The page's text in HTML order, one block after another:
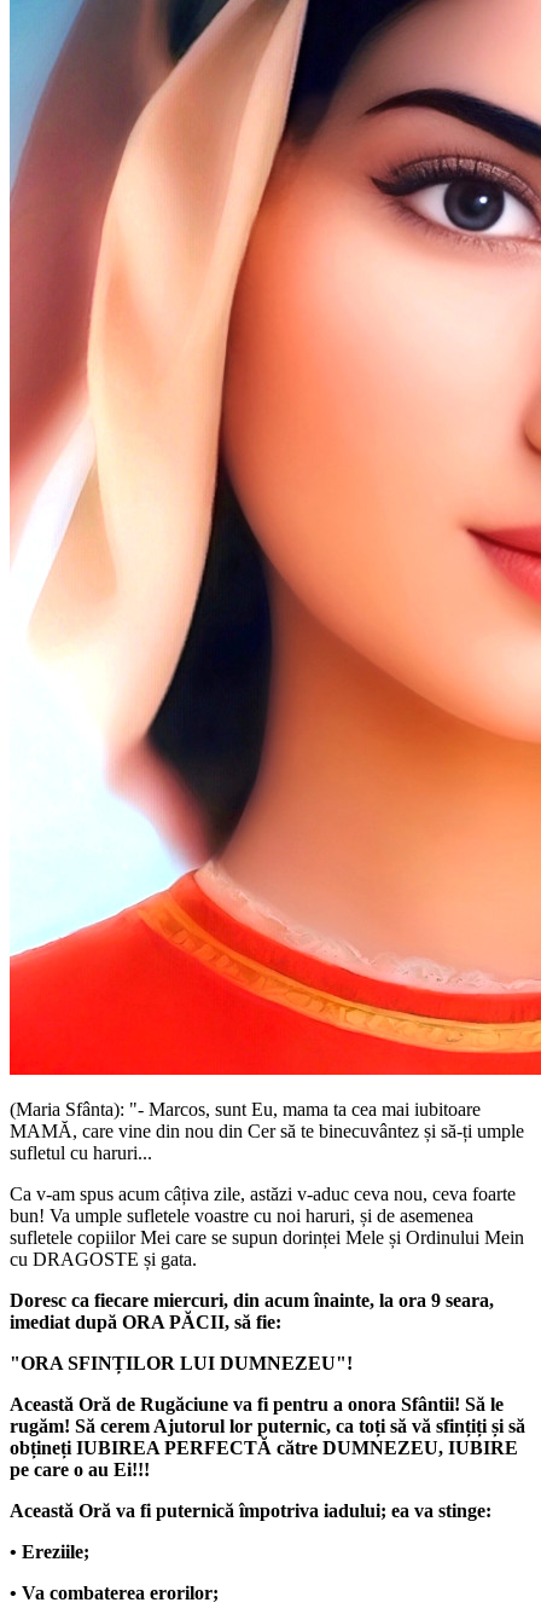
(Maria Sfânta): "- Marcos, sunt Eu, mama ta cea mai iubitoare
MAMĂ, care vine din nou din Cer să te binecuvântez și să-ți umple
sufletul cu haruri...
Ca v-am spus acum câțiva zile, astăzi v-aduc ceva nou, ceva foarte
bun! Va umple sufletele voastre cu noi haruri, și de asemenea
sufletele copiilor Mei care se supun dorinței Mele și Ordinului Mein
cu DRAGOSTE și gata.
Doresc ca fiecare miercuri, din acum înainte, la ora 9 seara,
imediat după ORA PĂCII, să fie:
"ORA SFINȚILOR LUI DUMNEZEU"!
Această Oră de Rugăciune va fi pentru a onora Sfântii! Să le
rugăm! Să cerem Ajutorul lor puternic, ca toți să vă sfințiți și să
obțineți IUBIREA PERFECTĂ către DUMNEZEU, IUBIRE
pe care o au Ei!!!
Această Oră va fi puternică împotriva iadului; ea va stinge:
• Ereziile;
• Va combaterea erorilor;